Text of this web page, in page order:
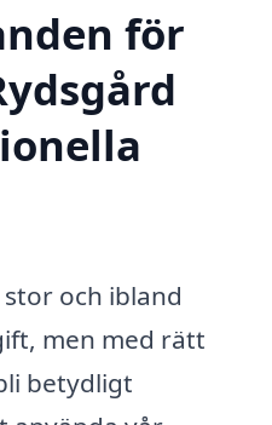
för
och ibland
men med rätt
betydligt